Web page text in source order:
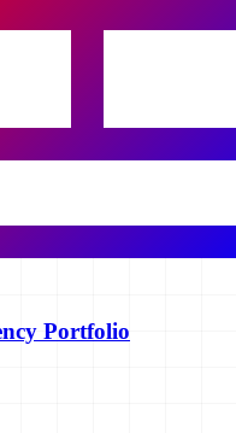
Portfolio